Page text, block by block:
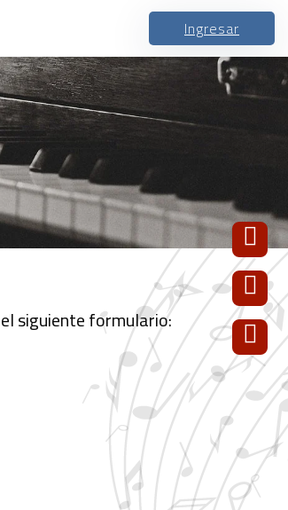
Ingresar
siguiente formulario: